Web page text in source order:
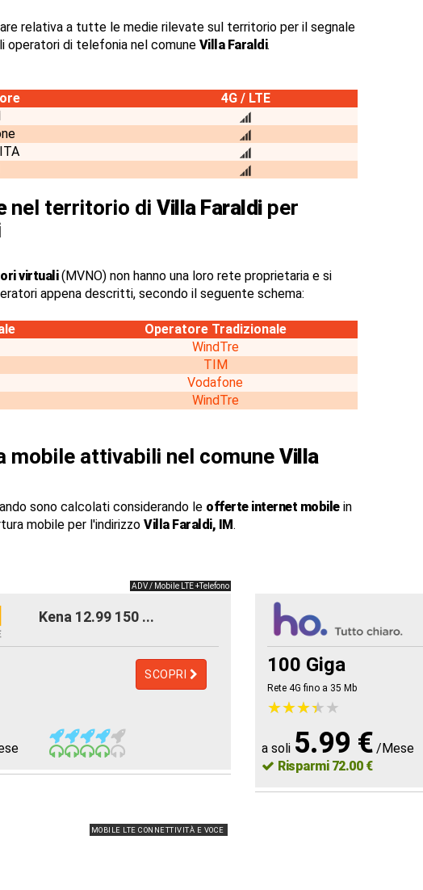
relativa a tutte le medie rilevate sul territorio per il segnale
operatori di telefonia nel comune Villa Faraldi.
4G / LTE
nel territorio di Villa Faraldiper
virtuali(MVNO) non hanno una loro rete proprietaria e si
appena descritti, secondo il seguente schema:
Operatore Tradizionale
WindTre
TIM
Vodafone
WindTre
mobile attivabili nel comune Villa
sono calcolati considerando le offerte internet mobilein
mobile per l'indirizzo Villa Faraldi, IM.
ADV / Mobile LTE +Telefono
Kena 12.99 150 ...
SCOPRI 100 Giga
Rete 4G fino a 35 Mb
★★★★★
★★★★★
a soli 5.99 € /Mese
Risparmi 72.00 €
MOBILE LTE CONNETTIVITÀ E VOCE